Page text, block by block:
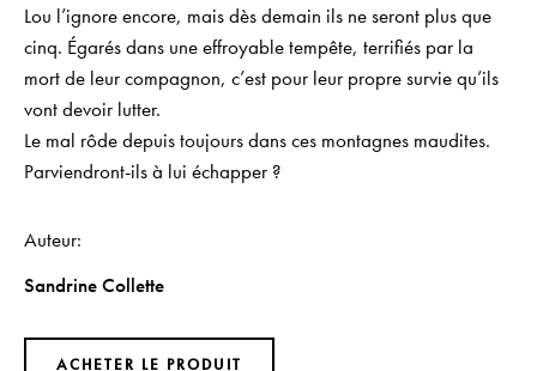
Lou l’ignore encore, mais dès demain ils ne seront plus que
cinq. Égarés dans une effroyable tempête, terrifiés par la
mort de leur compagnon, c’est pour leur propre survie qu’ils
vont devoir lutter.
Le mal rôde depuis toujours dans ces montagnes maudites.
Parviendront-ils à lui échapper ?
Auteur
Sandrine Collette
ACHETER LE PRODUIT